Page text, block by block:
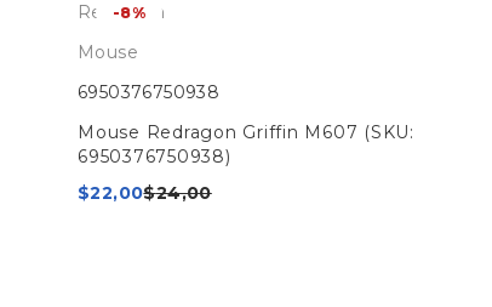
-8%
Redragon
Mouse
6950376750938
Mouse Redragon Griffin M607 (SKU:
6950376750938)
$24,00
$22,00